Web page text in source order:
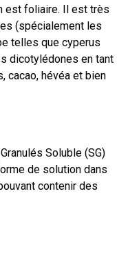
est foliaire. Il est très
(spécialement les
telles que cyperus
dicotylédones en tant
cacao, hévéa et bien
Soluble (SG)
de solution dans
contenir des